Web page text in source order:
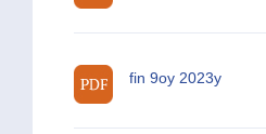
fin 9oy 2023y